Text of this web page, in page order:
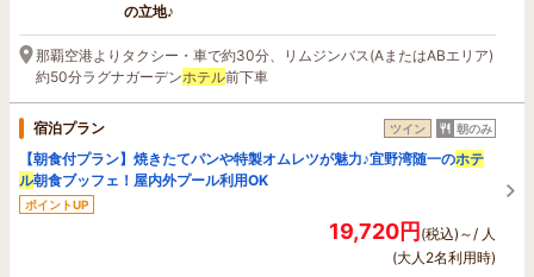
の立地♪
那覇空港よりタクシー・車で約30分、リムジンバス(AまたはABエリア)
約50分ラグナガーデンホテル前下車
宿泊プラン ツイン 朝のみ
【朝食付プラン】焼きたてパンや特製オムレツが魅力♪宜野湾随一のホテ
ル朝食ブッフェ！屋内外プール利用OK
ポイントUP
19,720円(税込)～/ 人
(大人2名利用時)